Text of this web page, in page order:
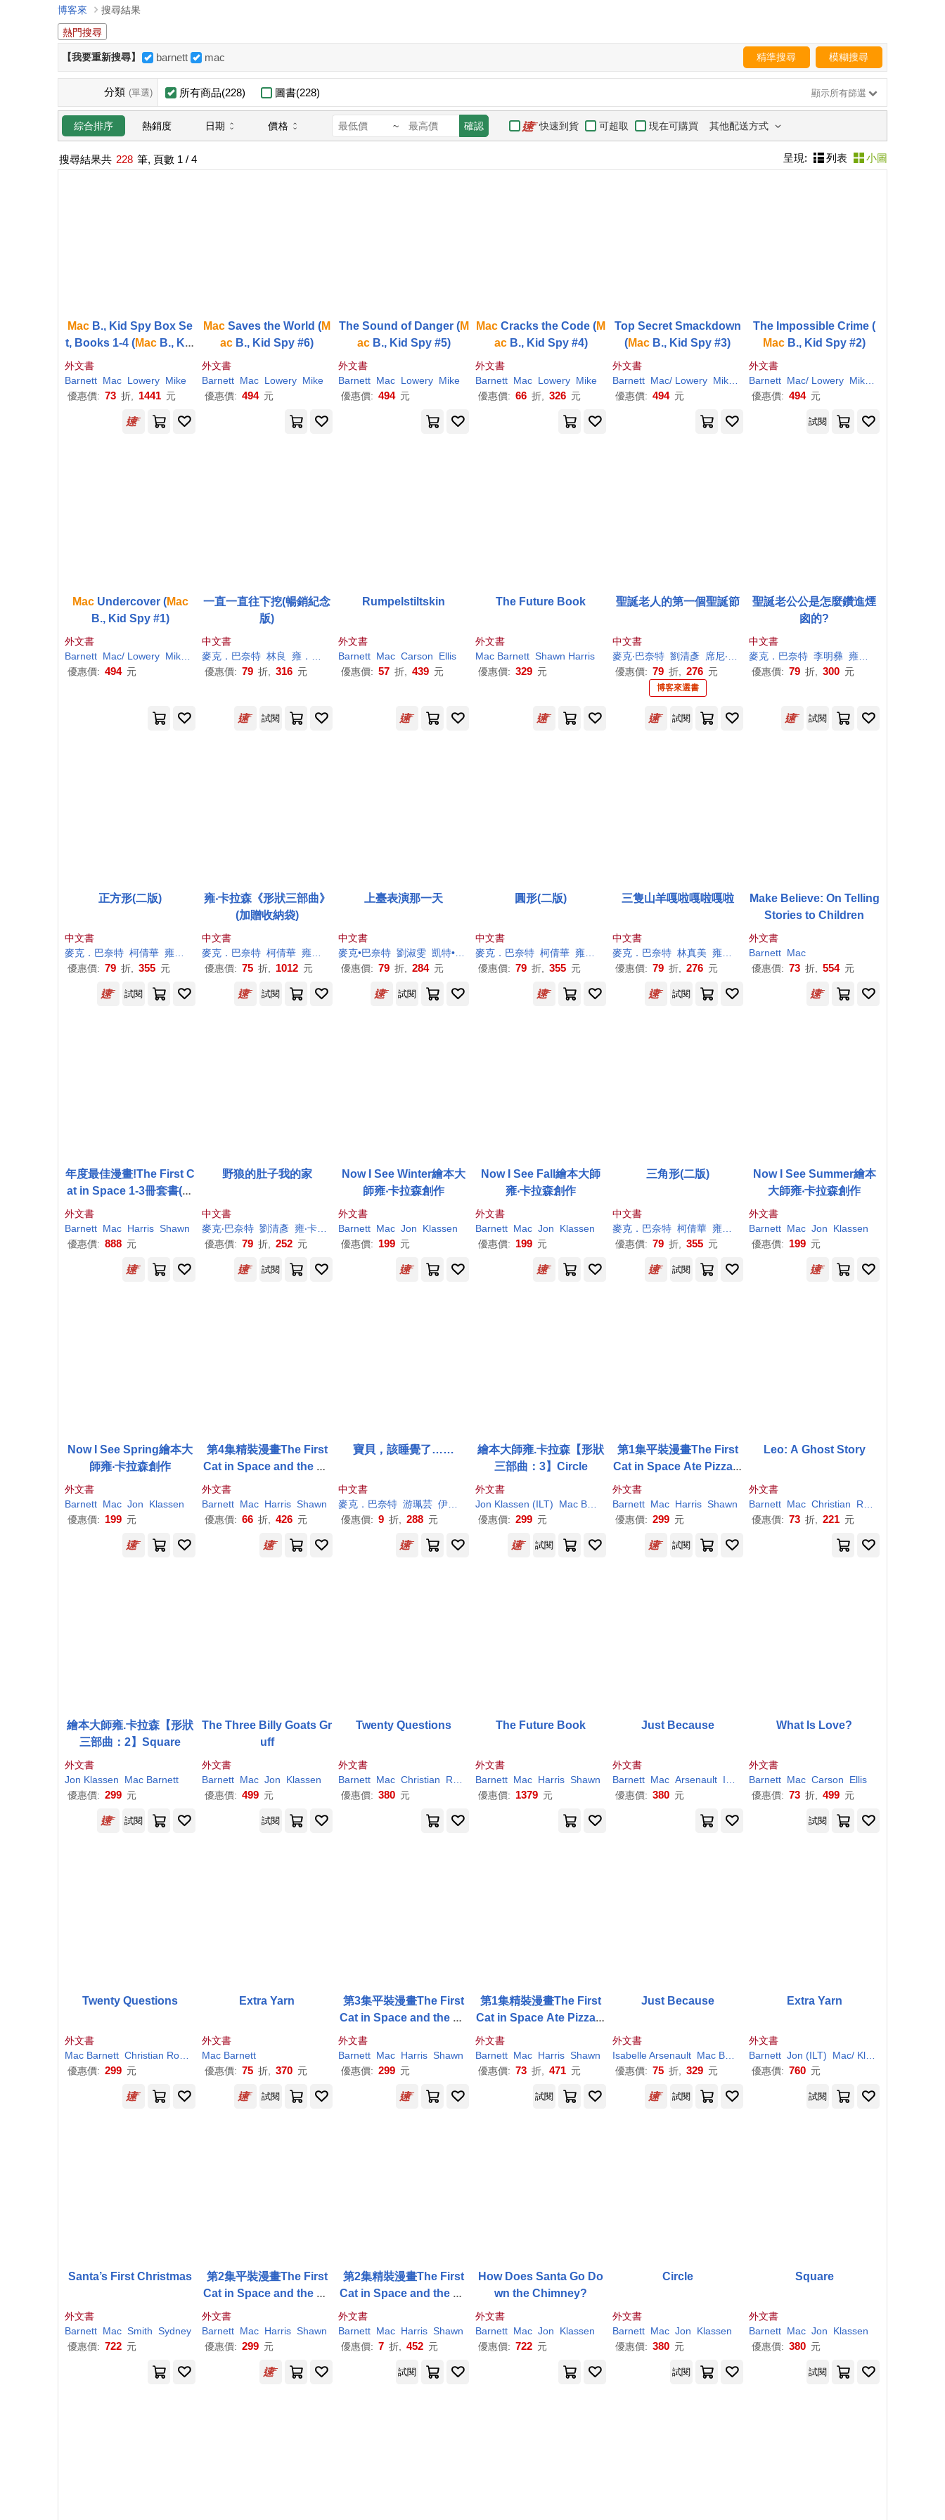
博客來
搜尋結果
熱門搜尋
【我要重新搜尋】 barnett mac 精準搜尋 模糊搜尋
分類 (單選) 所有商品(228) 圖書(228) 顯示所有篩選
綜合排序 熱銷度 日期 價格 ~ 確認 快速到貨 可超取 現在可購買 其他配送方式
搜尋結果共 228 筆, 頁數 1 / 4 呈現: 列表 小圖
Mac B., Kid Spy Box Se
t, Books 1-4 (Mac B., Kid
外文書
Barnett Mac Lowery Mike
優惠價: 73 折, 1441 元
Mac Saves the World (M
ac B., Kid Spy #6)
外文書
Barnett Mac Lowery Mike
優惠價: 494 元
The Sound of Danger (M
acB., Kid Spy #5)
外文書
Barnett Mac Lowery Mike
優惠價: 494 元
Mac Cracks the Code (M
acB., Kid Spy #4)
外文書
Barnett Mac Lowery Mike
優惠價: 66 折, 326 元
Top Secret Smackdown
(Mac B., Kid Spy #3)
外文書
Barnett Mac/ Lowery Mike (ILT)
優惠價: 494 元
The Impossible Crime (
Mac B., Kid Spy #2)
外文書
Barnett Mac/ Lowery Mike (ILT)
優惠價: 494 元
試閱
MacUndercover (Mac
B., Kid Spy #1)
外文書
Barnett Mac/ Lowery Mike (ILT)
優惠價: 494 元
一直一直往下挖(暢銷紀念
版)
中文書
麥克．巴奈特 林良
雍．卡拉森(Jon Klassen)
優惠價: 79 折, 316 元
Rumpelstiltskin
外文書
Barnett Mac Carson
Ellis
優惠價: 57 折, 439 元
The Future Book
外文書
Mac Barnett Shawn Harris
優惠價: 329 元
聖誕老人的第一個聖誕節
中文書
麥克‧巴奈特 劉清彥
席尼‧史密斯（Sydney Smith）
優惠價: 79 折, 276 元
博客來選書
聖誕老公公是怎麼鑽進煙
囪的?
中文書
麥克．巴奈特 李明彝 雍．卡拉森（Jon Klassen）
優惠價: 79 折, 300 元
試閱 試閱 試閱
正方形(二版)
中文書
麥克．巴奈特 柯倩華 雍．卡拉森（Jon Klassen）
優惠價: 79 折, 355 元
雍‧卡拉森《形狀三部曲》
(加贈收納袋)
中文書
麥克．巴奈特 柯倩華 雍．卡拉森（Jon Klassen）
優惠價: 75 折, 1012 元
上臺表演那一天
中文書
麥克•巴奈特 劉淑雯 凱特•貝魯比（Kate Berube）
優惠價: 79 折, 284 元
圓形(二版)
中文書
麥克．巴奈特 柯倩華 雍．卡拉森（Jon Klassen）
優惠價: 79 折, 355 元
三隻山羊嘎啦嘎啦嘎啦
中文書
麥克．巴奈特 林真美 雍．卡拉森（Jon Klassen）
優惠價: 79 折, 276 元
Make Believe: On Telling
Stories to Children
外文書
Barnett Mac
優惠價: 73 折, 554 元
試閱 試閱 試閱 試閱
年度最佳漫畫!The First C
at in Space 1-3冊套書(盒
裝，7歲以上適讀)
外文書
Barnett Mac Harris Shawn
優惠價: 888 元
野狼的肚子我的家
中文書
麥克‧巴奈特 劉清彥 雍‧卡拉森（Jon Klassen）
優惠價: 79 折, 252 元
Now I See Winter繪本大
師雍‧卡拉森創作
外文書
Barnett Mac Jon
Klassen
優惠價: 199 元
Now I See Fall繪本大師
雍‧卡拉森創作
外文書
Barnett Mac Jon
Klassen
優惠價: 199 元
三角形(二版)
中文書
麥克．巴奈特 柯倩華 雍．卡拉森（Jon Klassen）
優惠價: 79 折, 355 元
Now I See Summer繪本
大師雍‧卡拉森創作
外文書
Barnett Mac Jon
Klassen
優惠價: 199 元
試閱 試閱
Now I See Spring繪本大
師雍‧卡拉森創作
外文書
Barnett Mac Jon
Klassen
優惠價: 199 元
第4集精裝漫畫The First
Cat in Space and the Ba
by Pirate’s Revenge(7歲
以上適讀)
外文書
Barnett Mac Harris Shawn
優惠價: 66 折, 426 元
寶貝，該睡覺了……
中文書
麥克．巴奈特 游珮芸 伊莎貝爾．阿瑟諾（Isbelle Arsenault）
優惠價: 9 折, 288 元
繪本大師雍.卡拉森【形狀
三部曲：3】Circle
外文書
Jon Klassen (ILT)
Mac Barnett
優惠價: 299 元
第1集平裝漫畫The First
Cat in Space Ate Pizza(7
外文書
Barnett Mac Harris Shawn
優惠價: 299 元
Leo: A Ghost Story
外文書
Barnett Mac Christian
Robinson
優惠價: 73 折, 221 元
試閱 試閱
繪本大師雍.卡拉森【形狀
三部曲：2】Square
外文書
Jon Klassen
Mac Barnett
優惠價: 299 元
The Three Billy Goats Gr
uff
外文書
Barnett Mac Jon
Klassen
優惠價: 499 元
Twenty Questions
外文書
Barnett Mac Christian
Robinson
優惠價: 380 元
The Future Book
外文書
Barnett Mac Harris Shawn
優惠價: 1379 元
Just Because
外文書
Barnett Mac Arsenault Isabelle
優惠價: 380 元
What Is Love?
外文書
Barnett Mac Carson
Ellis
優惠價: 73 折, 499 元
試閱 試閱 試閱
Twenty Questions
外文書
Mac Barnett Christian Robinson
優惠價: 299 元
Extra Yarn
外文書
Mac Barnett
優惠價: 75 折, 370 元
第3集平裝漫畫The First
Cat in Space and the Wr
ath of the Paperclip(7歲
以上適讀)
外文書
Barnett Mac Harris Shawn
優惠價: 299 元
第1集精裝漫畫The First
Cat in Space Ate Pizza(7
外文書
Barnett Mac Harris Shawn
優惠價: 73 折, 471 元
Just Because
外文書
Isabelle Arsenault Mac Barnett
優惠價: 75 折, 329 元
Extra Yarn
外文書
Barnett Jon (ILT) Mac/ Klassen
優惠價: 760 元
試閱 試閱 試閱 試閱
Santa’s First Christmas
外文書
Barnett Mac Smith Sydney
優惠價: 722 元
第2集平裝漫畫The First
Cat in Space and the So
up of Doom(7歲以上適
讀)
外文書
Barnett Mac Harris Shawn
優惠價: 299 元
第2集精裝漫畫The First
Cat in Space and the So
up of Doom(7歲以上適
讀)
外文書
Barnett Mac Harris Shawn
優惠價: 7 折, 452 元
How Does Santa Go Do
wn the Chimney?
外文書
Barnett Mac Jon
Klassen
優惠價: 722 元
Circle
外文書
Barnett Mac Jon
Klassen
優惠價: 380 元
Square
外文書
Barnett Mac Jon
Klassen
優惠價: 380 元
試閱 試閱 試閱